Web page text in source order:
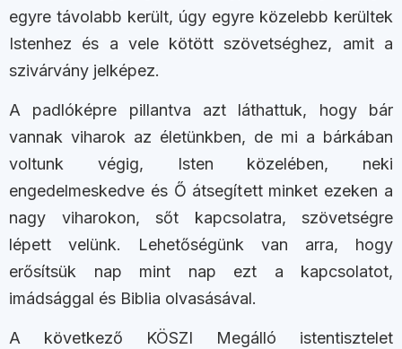
egyre távolabb került, úgy egyre közelebb kerültek
Istenhez és a vele kötött szövetséghez, amit a
szivárvány jelképez.
A padlóképre pillantva azt láthattuk, hogy bár
vannak viharok az életünkben, de mi a bárkában
voltunk végig, Isten közelében, neki
engedelmeskedve és Ő átsegített minket ezeken a
nagy viharokon, sőt kapcsolatra, szövetségre
lépett velünk. Lehetőségünk van arra, hogy
erősítsük nap mint nap ezt a kapcsolatot,
imádsággal és Biblia olvasásával.
A következő KÖSZI Megálló istentisztelet